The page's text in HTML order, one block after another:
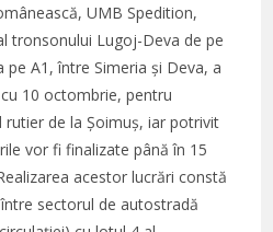
UMBSpedition,
tronsonului Lugoj-Deva de pe
pe A1, între Simeria și Deva, a
10 octombrie, pentru
de la Șoimuș, iar potrivit
vor fi finalizate până în 15
acestor lucrări constă
sectorul de autostradă